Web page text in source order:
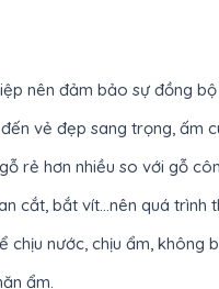
nên đảm bảo sự đồng
vẻ đẹp sang trọng, ấm
rẻ hơn nhiều so với gỗ
cắt, bắt vít…nên quá trình
chịu nước, chịu ẩm, không
ẩm.